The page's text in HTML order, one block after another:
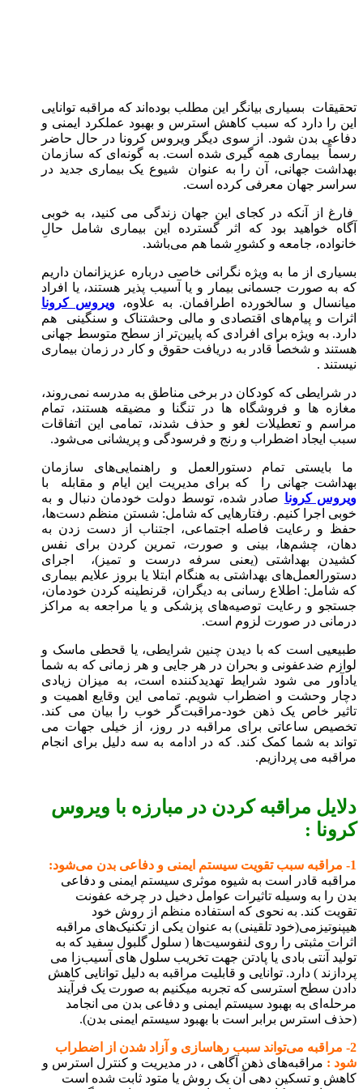
تحقیقات بسیاری بیانگر این مطلب بوده‌اند که مراقبه توانایی
این را دارد که سبب کاهش استرس و بهبود عملکرد ایمنی و
دفاعی بدن شود. از سوی دیگر ویروس کرونا در حال حاضر
رسماً بیماری همه گیری شده است. به گونه‌ای که سازمان
بهداشت جهانی، آن را به عنوان شیوع یک بیماری جدید در
سراسر جهان معرفی کرده است.
فارغ از آنکه در کجای این جهان زندگی می کنید، به خوبی
آگاه خواهید بود که اثر گسترده این بیماری شامل حالِ
خانواده، جامعه و کشورِ شما هم می‌باشد.
بسیاری از ما به ویژه نگرانی خاصی درباره عزیزانمان داریم
که به صورت جسمانی بیمار و یا آسیب پذیر هستند، یا افراد
میانسال و سالخورده اطرافمان. به علاوه، ویروس کرونا
اثرات و پیام‌های اقتصادی و مالی وحشتناک و سنگینی هم
دارد. به ویژه برای افرادی که پایین‌تر از سطح متوسط جهانی
هستند و شخصاً قادر به دریافت حقوق و کار در زمان بیماری
نیستند .
در شرایطی که کودکان در برخی مناطق به مدرسه نمی‌روند،
مغازه ها و فروشگاه ها در تنگنا و مضیقه هستند، تمام
مراسم و تعطیلات لغو و حذف شدند، تمامی این اتفاقات
سبب ایجاد اضطراب و رنج و فرسودگی و پریشانی می‌شود.
ما بایستی تمام دستورالعمل و راهنمایی‌های سازمان
بهداشت جهانی را که برای مدیریت این ایام و مقابله با
ویروس کرونا صادر شده، توسط دولت خودمان دنبال و به
خوبی اجرا کنیم. رفتارهایی که شامل: شستن منظم دست‌ها،
حفظ و رعایت فاصله اجتماعی، اجتناب از دست زدن به
دهان، چشم‌ها، بینی و صورت، تمرین کردن برای نفس
کشیدن بهداشتی (یعنی سرفه درست و تمیز)، اجرای
دستورالعمل‌های بهداشتی به هنگام ابتلا یا بروز علایم بیماری
که شامل: اطلاع رسانی به دیگران، قرنطینه کردن خودمان،
جستجو و رعایت توصیه‌های پزشکی و یا مراجعه به مراکز
درمانی در صورت لزوم است.
طبیعیی است که با دیدن چنین شرایطی، یا قحطی ماسک و
لوازم ضدعفونی و بحران در هر جایی و هر زمانی که به شما
یادآور می شود شرایط تهدیدکننده است، به میزان زیادی
دچار وحشت و اضطراب شویم. تمامی این وقایع اهمیت و
تاثیر خاص یک ذهن خود-مراقبت‌گر خوب را بیان می کند.
تخصیص ساعاتی برای مراقبه در روز، از خیلی جهات می
تواند به شما کمک کند. که در ادامه به سه دلیل برای انجام
مراقبه می پردازیم.
دلایل مراقبه کردن در مبارزه با ویروس
کرونا :
1- مراقبه سبب تقویت سیستم ایمنی و دفاعی بدن می‌شود:
مراقبه قادر است به شیوه موثری سیستم ایمنی و دفاعی
بدن را به وسیله تاثیرات عوامل دخیل در چرخه عفونت
تقویت کند. به نحوی که استفاده منظم از روش خود
هیپنوتیزمی(خود تلقینی) به عنوان یکی از تکنیک‌های مراقبه
اثرات مثبتی را روی لنفوسیت‌ها ( سلول‌ گلبول سفید که به
تولید آنتی بادی یا پادتن جهت تخریب سلول های آسیب‌زا می
پردازند ) دارد. توانایی و قابلیت مراقبه به دلیل توانایی کاهش
دادن سطح استرسی که تجربه میکنیم به صورت یک فرآیند
مرحله‌ای به بهبود سیستم ایمنی و دفاعی بدن می انجامد
(حذف استرس برابر است با بهبود سیستم ایمنی بدن).
2- مراقبه می‌تواند سبب رهاسازی و آزاد شدن از اضطراب
شود : مراقبه‌های ذهن آگاهی ، در مدیریت و کنترل استرس و
کاهش و تسکین دهی آن یک روش یا متود ثابت شده است